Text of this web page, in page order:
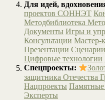
Для идей,
проектов СОННЭТ
Методбиблиотека
Документы Игры и
Консультации Мастер-
Презентации Сценарии
Цифровые технологии
Спецпроекты:
защитника Отечества
Нацпроекты Памятные
Эксперты